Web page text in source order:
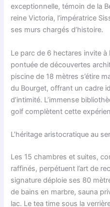
exceptionnelle, témoin de la
reine Victoria, l’impératrice
ses murs chargés d’histoire.
Le parc de 6 hectares invite à
pontuée de découvertes
piscine de 18 mètres s’étire
du Bourget, offrant un cadre
d’intimité. L’immense
golf complètent cette
L’héritage aristocratique au
Les 15 chambres et suites,
raffinés, perpétuent l’art de
signature déploie ses 80
de bains en marbre, sauna
lac. Le tea time sous la